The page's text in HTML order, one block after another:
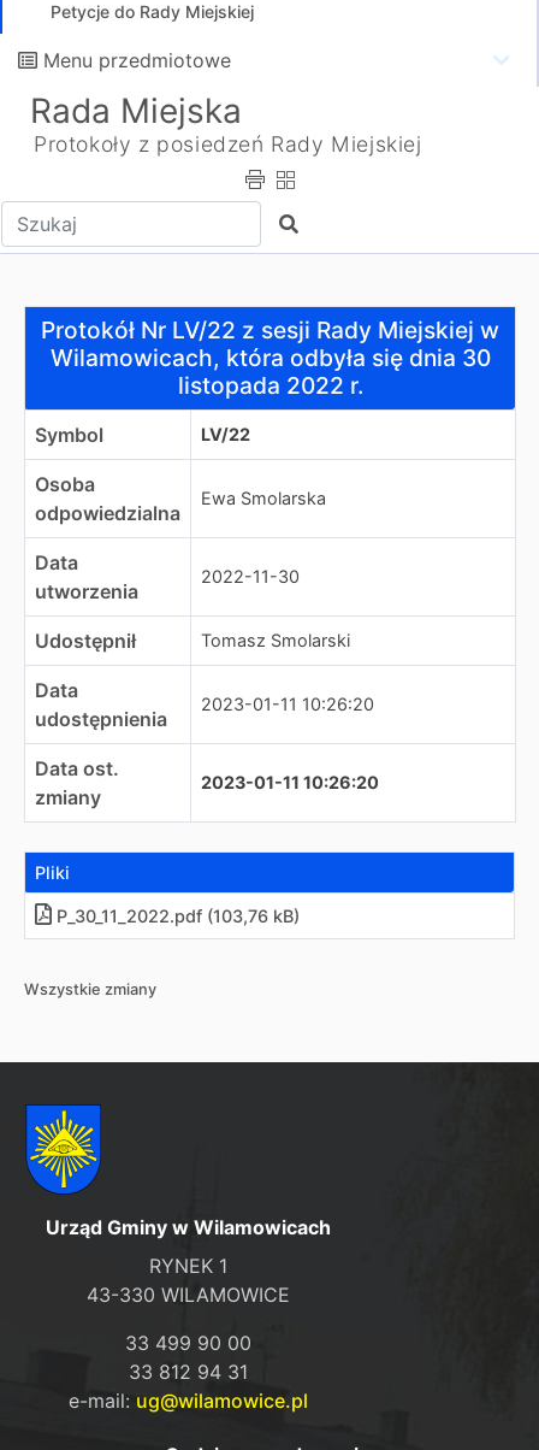
Petycje do Rady Miejskiej
Menu przedmiotowe
Rada Miejska
Protokoły z posiedzeń Rady Miejskiej
Wpisz tekst do wyszukania Szukaj
Protokół Nr LV/22 z sesji Rady Miejskiej w
Protokół Nr LV/22 z sesji Rady Miejskiej w
Wilamowicach, która odbyła się dnia 30
listopada 2022 r.
Symbol LV/22
Osoba
odpowiedzialna
Ewa Smolarska
Data
utworzenia
2022-11-30
Udostępnił Tomasz Smolarski
Data
udostępnienia
2023-01-11 10:26:20
Data ost.
zmiany
2023-01-11 10:26:20
Pliki
P_30_11_2022.pdf (103,76 kB)
Wszystkie zmiany
Urząd Gminy w Wilamowicach
RYNEK 1
43-330 WILAMOWICE
33 499 90 00
33 812 94 31
e-mail: ug@wilamowice.pl